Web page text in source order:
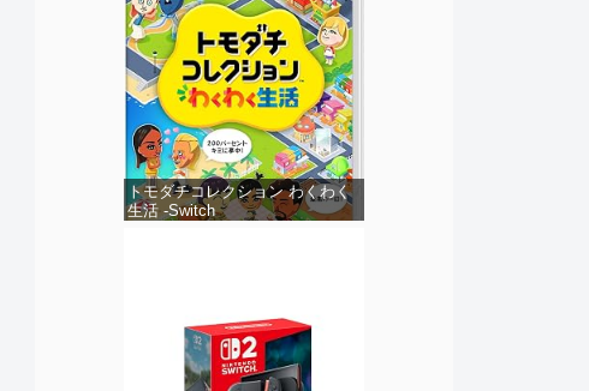
トモダチコレクション わくわく
生活 -Switch